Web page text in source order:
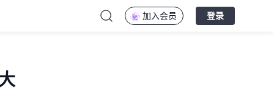
加入会员 登录